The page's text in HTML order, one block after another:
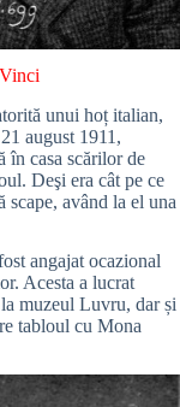
unui hoț italian,
august 1911,
în casa scărilor de
Deşi era cât pe ce
scape, având la el una
angajat ocazional
Acesta a lucrat
muzeul Luvru, dar și
tabloul cu Mona